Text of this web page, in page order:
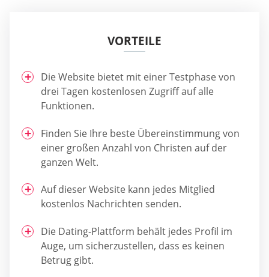
VORTEILE
Die Website bietet mit einer Testphase von
drei Tagen kostenlosen Zugriff auf alle
Funktionen.
Finden Sie Ihre beste Übereinstimmung von
einer großen Anzahl von Christen auf der
ganzen Welt.
Auf dieser Website kann jedes Mitglied
kostenlos Nachrichten senden.
Die Dating-Plattform behält jedes Profil im
Auge, um sicherzustellen, dass es keinen
Betrug gibt.